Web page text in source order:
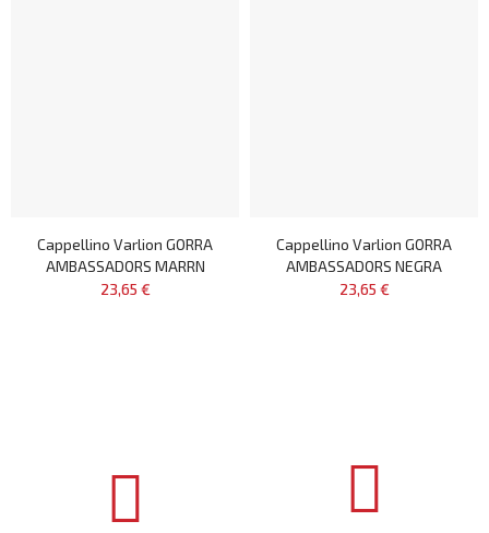
Cappellino Varlion GORRA
AMBASSADORS MARRN
23,65 €
Cappellino Varlion GORRA
AMBASSADORS NEGRA
23,65 €